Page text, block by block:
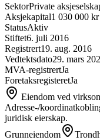
SektorPrivate
Aksjekapital1 030 000 kr
StatusAktiv
Stiftet6. juli 2016
Registrert19. aug. 2016
Vedtektsdato29. mars
MVA-registrertJa
ForetaksregisteretJa
Eiendom ved
Adresse-/
juridisk eierskap.
Grunneiendom